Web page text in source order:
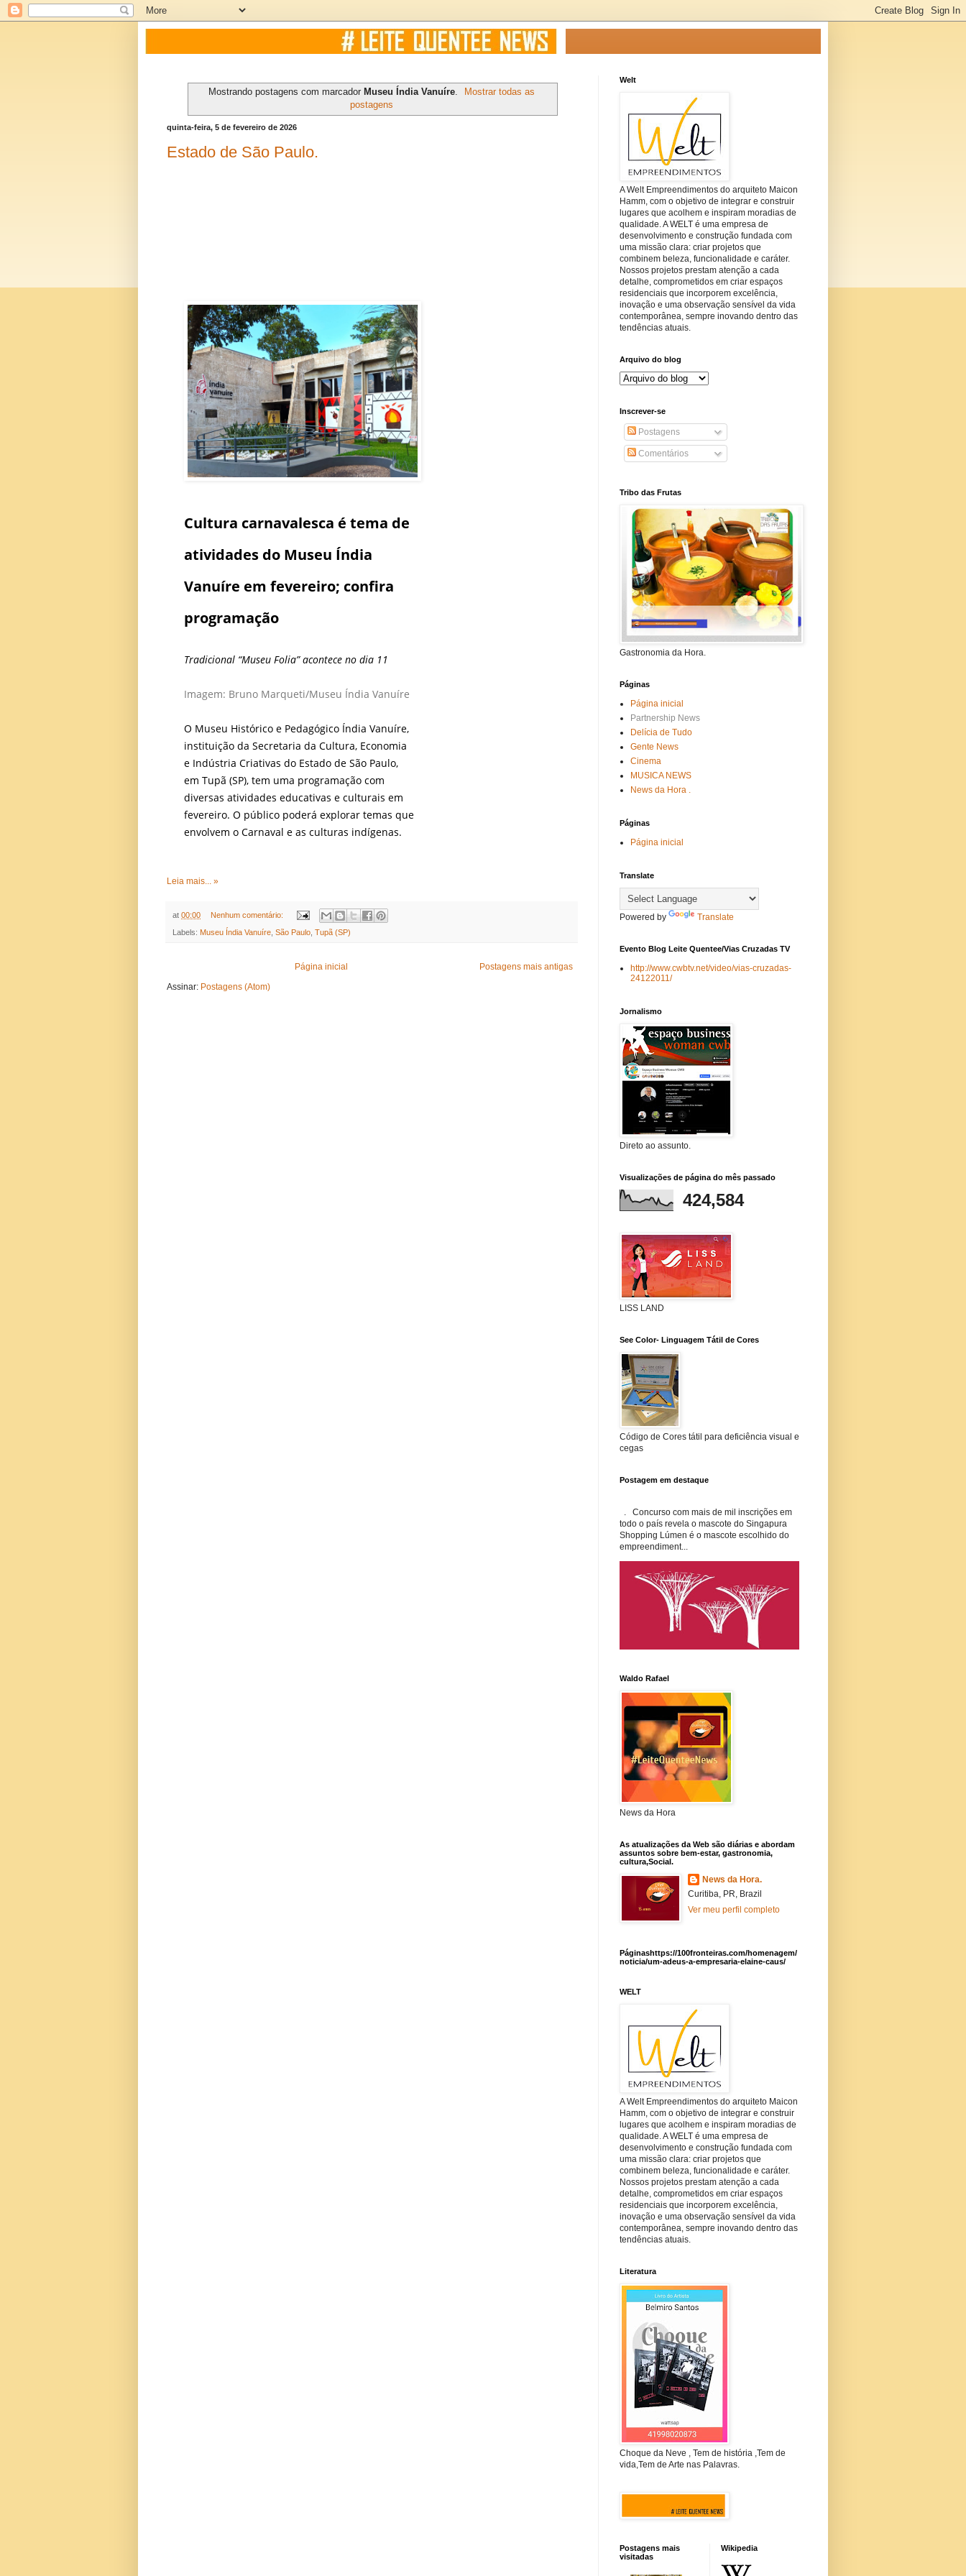
Mostrando postagens com marcador Museu Índia Vanuíre.
Mostrar todas as
postagens
quinta-feira, 5 de fevereiro de 2026
Estado de São Paulo.
Cultura carnavalesca é tema de
atividades do Museu Índia
Vanuíre em fevereiro; confira
programação
Tradicional “Museu Folia” acontece no dia 11
Imagem: Bruno Marqueti/Museu Índia Vanuíre
O Museu Histórico e Pedagógico Índia Vanuíre,
instituição da Secretaria da Cultura, Economia
e Indústria Criativas do Estado de São Paulo,
em Tupã (SP), tem uma programação com
diversas atividades educativas e culturais em
fevereiro. O público poderá explorar temas que
envolvem o Carnaval e as culturas indígenas.
Leia mais... »
at 00:00 Nenhum comentário:
Labels: Museu Índia Vanuíre São Paulo Tupã (SP)
Postagens mais antigas
Página inicial
Assinar: Postagens (Atom)
Welt
A Welt Empreendimentos do arquiteto Maicon
Hamm, com o objetivo de integrar e construir
lugares que acolhem e inspiram moradias de
qualidade. A WELT é uma empresa de
desenvolvimento e construção fundada com
uma missão clara: criar projetos que
combinem beleza, funcionalidade e caráter.
Nossos projetos prestam atenção a cada
detalhe, comprometidos em criar espaços
residenciais que incorporem excelência,
inovação e uma observação sensível da vida
contemporânea, sempre inovando dentro das
tendências atuais.
Arquivo do blog
Inscrever-se
Postagens
Comentários
Tribo das Frutas
Gastronomia da Hora.
Páginas
Página inicial
Partnership News
Delícia de Tudo
Gente News
Cinema
MUSICA NEWS
News da Hora .
Páginas
Página inicial
Translate
Powered by Translate
Evento Blog Leite Quentee/Vias Cruzadas TV
http://www.cwbtv.net/video/vias-cruzadas-
24122011/
Jornalismo
Direto ao assunto.
Visualizações de página do mês passado
424,584
LISS LAND
See Color- Linguagem Tátil de Cores
Código de Cores tátil para deficiência visual e
cegas
Postagem em destaque
. Concurso com mais de mil inscrições em
todo o país revela o mascote do Singapura
Shopping Lúmen é o mascote escolhido do
empreendiment...
Waldo Rafael
News da Hora
As atualizações da Web são diárias e abordam
assuntos sobre bem-estar, gastronomia,
cultura,Social.
News da Hora.
Curitiba, PR, Brazil
Ver meu perfil completo
Páginashttps://100fronteiras.com/homenagem/
noticia/um-adeus-a-empresaria-elaine-caus/
WELT
A Welt Empreendimentos do arquiteto Maicon
Hamm, com o objetivo de integrar e construir
lugares que acolhem e inspiram moradias de
qualidade. A WELT é uma empresa de
desenvolvimento e construção fundada com
uma missão clara: criar projetos que
combinem beleza, funcionalidade e caráter.
Nossos projetos prestam atenção a cada
detalhe, comprometidos em criar espaços
residenciais que incorporem excelência,
inovação e uma observação sensível da vida
contemporânea, sempre inovando dentro das
tendências atuais.
Literatura
Choque da Neve , Tem de história ,Tem de
vida,Tem de Arte nas Palavras.
Postagens mais
visitadas
Wikipedia